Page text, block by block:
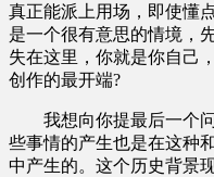
真正能派上用场，即使懂
是一个很有意思的情境，
失在这里，你就是你自己
创作的最开端?
我想向你提最后一个问
些事情的产生也是在这种
中产生的。这个历史背景